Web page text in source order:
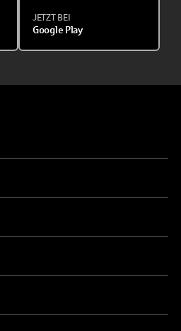
JETZT BEI
Google Play